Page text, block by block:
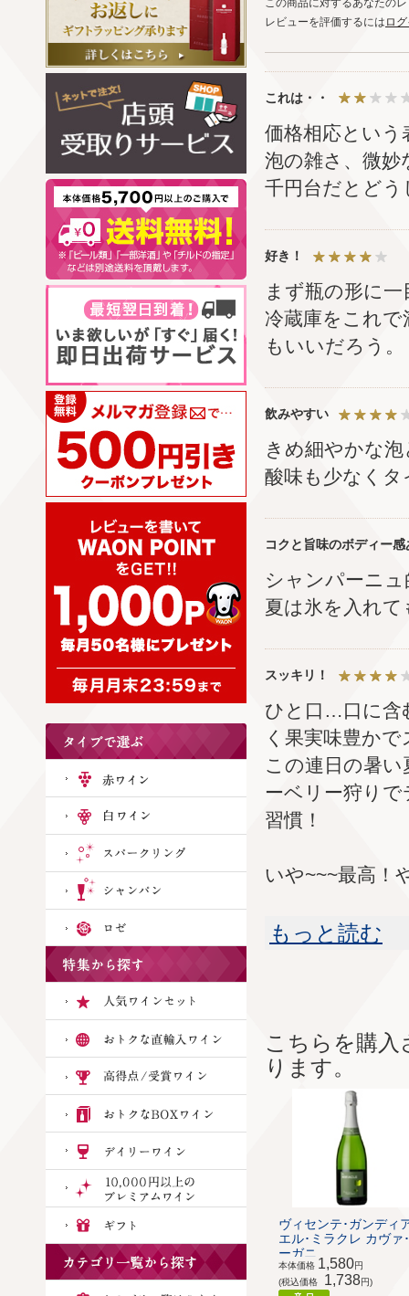
レビューを評価するには ロ
これは・・
価格相応とい
泡の雑さ、微妙
千円台だとど
好き！
まず瓶の形に
冷蔵庫をこれ
もいいだろう。
飲みやすい
きめ細やかな
酸味も少なくタ
コクと旨味のボディー
シャンパーニ
夏は氷を入れ
スッキリ！
ひと口…口に含
く果実味豊か
この連日の暑
ーベリー狩り
習慣！
いや~~~最高！
もっと読む
こちらを購
ります。
ヴィセンテ･ガンディ
エル･ミラクレ カヴァ
ーガニ...
本体価格 1,580円
(税込価格
1,738円)